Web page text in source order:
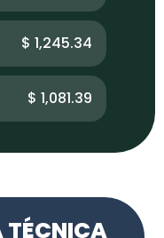
$ 1,245.34
$ 1,081.39
TÉCNICA